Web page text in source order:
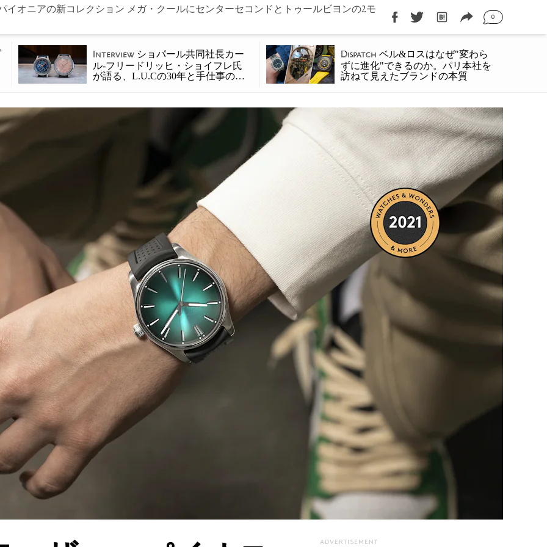
オニアの新コレクション メガ・クールにセンターセコンドとトゥールビヨンの2モ
0
Interview ショパール共同社長カー
ル-フリードリッヒ・ショイフレ氏
が語る、L.U.Cの30年と手仕事の未
Dispatch ベル&ロスはなぜ"変わら
ずに進化"できるのか。パリ本社を
訪ねて見えたブランドの本質
ADVERTISEMENT